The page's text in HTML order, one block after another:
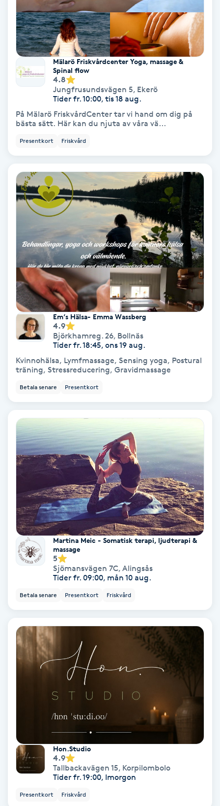
Skalpmassage
Skinbooster
Sklerosering
Skägg
Skäggfärgning
Skäggklippning
Skäggtrimmning
Skönhet
Slingor
Sockring
Spa manikyr & pedikyr
Spa-manikyr
Spa-pedikyr
Spraytan
Stylist
Svensk massage
Svettbehandling
Tuina-massage
Taktil massage
Tandblekning
Tandläkare
Tatueringsborttagning
Terapi
Thaimassage
Mälarö Friskvårdcenter Yoga, massage &
Spinal flow
4.8
Jungfrusundsvägen 5, Ekerö
Tider fr. 10:00, tis 18 aug.
På Mälarö FriskvårdCenter tar vi hand om dig på
bästa sätt. Här kan du njuta av våra vä...
Presentkort Friskvård
Em’s Hälsa- Emma Wassberg
4.9
Björkhamreg. 26, Bollnäs
Tider fr. 18:45, ons 19 aug.
Kvinnohälsa, Lymfmassage, Sensing yoga, Postural
träning, Stressreducering, Gravidmassage
Betala senare Presentkort
Martina Meic - Somatisk terapi, ljudterapi &
massage
5
Sjömansvägen 7C, Alingsås
Tider fr. 09:00, mån 10 aug.
Betala senare Presentkort Friskvård
Hon.Studio
4.9
Tallbackavägen 15, Korpilombolo
Tider fr. 19:00, Imorgon
Presentkort Friskvård